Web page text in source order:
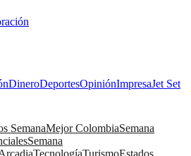
DineroDeportesOpiniónImpresaJet Set
SemanaMejor ColombiaSemana
Semana
TecnologíaTurismoEstados